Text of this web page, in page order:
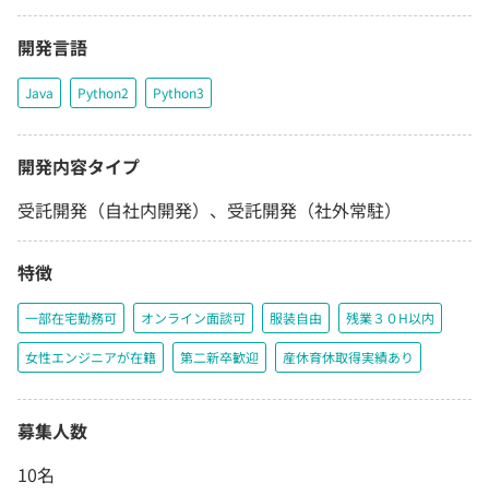
開発言語
Java Python2 Python3
開発内容タイプ
受託開発（自社内開発）、受託開発（社外常駐）
特徴
一部在宅勤務可 オンライン面談可 服装自由 残業３０H以内
女性エンジニアが在籍 第二新卒歓迎 産休育休取得実績あり
募集人数
10名